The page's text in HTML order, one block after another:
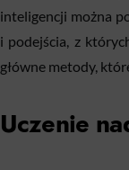
inteligencji można
i podejścia, z
główne metody,
Uczenie